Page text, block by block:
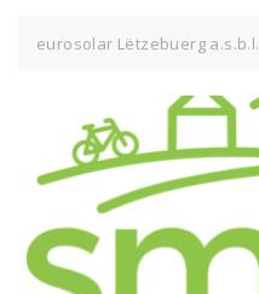
eurosolar Lëtzebuerg a.s.b.l.